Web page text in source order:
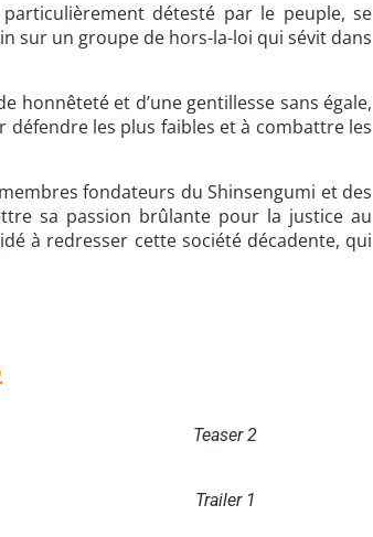
détesté par le peuple, se
sur un groupe de hors-la-loi qui sévit dans
honnêteté et d’une gentillesse sans égale,
défendre les plus faibles et à combattre les
fondateurs du Shinsengumi et des
sa passion brûlante pour la justice au
à redresser cette société décadente, qui
Teaser 2
Trailer 1